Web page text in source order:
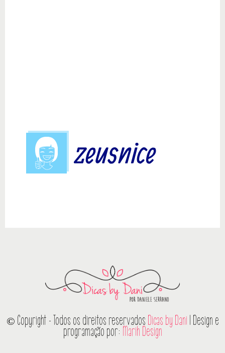
© Copyright - Todos os direitos reservados Dicas by Dani | Design e
programação por: Marih Design